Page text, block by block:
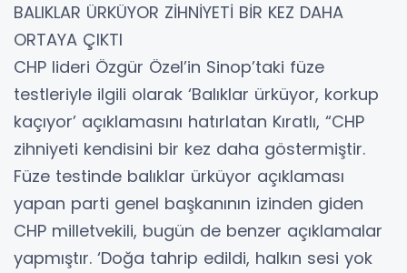
BALIKLAR ÜRKÜYOR ZİHNİYETİ BİR KEZ DAHA
ORTAYA ÇIKTI
CHP lideri Özgür Özel’in Sinop’taki füze
testleriyle ilgili olarak ‘Balıklar ürküyor, korkup
kaçıyor’ açıklamasını hatırlatan Kıratlı, “CHP
zihniyeti kendisini bir kez daha göstermiştir.
Füze testinde balıklar ürküyor açıklaması
yapan parti genel başkanının izinden giden
CHP milletvekili, bugün de benzer açıklamalar
yapmıştır. ‘Doğa tahrip edildi, halkın sesi yok